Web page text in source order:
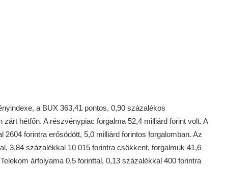
a BUX 363,41 pontos, 0,90 százalékos
hétfőn. A részvénypiac forgalma 52,4 milliárd forint volt. A
2604 forintra erősödött, 5,0 milliárd forintos forgalomban. Az
3,84 százalékkal 10 015 forintra csökkent, forgalmuk 41,6
árfolyama 0,5 forinttal, 0,13 százalékkal 400 forintra